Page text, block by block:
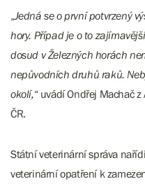
„Jedná se o první potvrzený
hory. Případ je o to
dosud v Železných horách
nepůvodních druhů raků.
okolí,“ uvádí Ondřej Machač
ČR.
Státní veterinární správa
veterinární opatření k